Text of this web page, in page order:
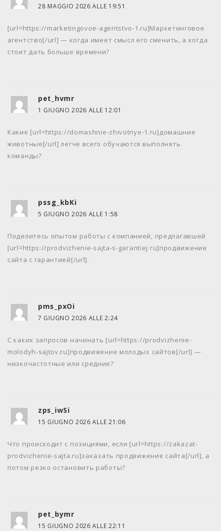
28 MAGGIO 2026 ALLE 19:51
[url=https://marketingovoe-agentstvo-1.ru]Маркетинговое
агентство[/url] — когда имеет смысл его сменить, а когда
стоит дать больше времени?
pet_hvmr
1 GIUGNO 2026 ALLE 12:01
Какие [url=https://domashnie-zhivotnye-1.ru]домашние
животные[/url] легче всего обучаются выполнять
команды?
pssg_kbKi
5 GIUGNO 2026 ALLE 1:58
Поделитесь опытом работы с компанией, предлагавшей
[url=https://prodvizhenie-sajta-s-garantiej.ru]продвижение
сайта с гарантией[/url].
pms_pxOi
7 GIUGNO 2026 ALLE 2:24
С каких запросов начинать [url=https://prodvizhenie-
molodyh-sajtov.ru]продвижение молодых сайтов[/url] —
низкочастотные или средние?
zps_iwSi
15 GIUGNO 2026 ALLE 21:06
Что происходит с позициями, если [url=https://zakazat-
prodvizhenie-sajta.ru]заказать продвижение сайта[/url], а
потом резко остановить работы?
pet_bymr
15 GIUGNO 2026 ALLE 22:11